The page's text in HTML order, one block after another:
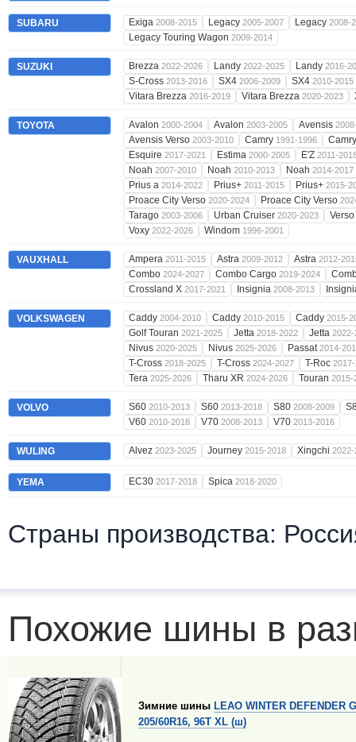
SUBARU Exiga 2008-2015 Legacy 2005-2007 Legacy 2008-
Legacy Touring Wagon 2009-2014
SUZUKI Brezza 2022-2026 Landy 2022-2025 Landy 2016-
S-Cross 2013-2016 SX4 2006-2009 SX4 2010-2015
Vitara Brezza 2016-2019 Vitara Brezza 2020-2023
TOYOTA Avalon 2000-2004 Avalon 2003-2005 Avensis
Avensis Verso 2003-2010 Camry 1991-1996
Esquire 2017-2021 Estima 2000-2005 E'Z 2011-
Noah 2007-2010 Noah 2010-2013 Noah 2014-2017
Prius a 2014-2022 Prius+ 2011-2015 Prius+ 2015-
Proace City Verso 2020-2024 Proace City Verso
Tarago 2003-2006 Urban Cruiser 2020-2023
Verso
Voxy 2022-2026 Windom 1996-2001
VAUXHALL Ampera 2011-2015 Astra 2009-2012 Astra 2012-
Combo 2024-2027 Combo Cargo 2019-2024
Crossland X 2017-2021 Insignia 2008-2013
VOLKSWAGEN Caddy 2004-2010 Caddy 2010-2015 Caddy 2015-
Golf Touran 2021-2025 Jetta 2018-2022 Jetta 2022-
Nivus 2020-2025 Nivus 2025-2026 Passat2014-
T-Cross 2018-2025 T-Cross 2024-2027 T-Roc
Tera 2025-2026 Tharu XR 2024-2026 Touran 2015-
VOLVO S60 2010-2013 S60 2013-2018 S80 2008-2009
V60 2010-2018 V70 2008-2013 V70 2013-2016
WULING Alvez 2023-2025 Journey 2015-2018 Xingchi 2022-
YEMA EC30 2017-2018 Spica 2018-2020
Страны производства:
Похожие шины в
Зимние шины LEAO WINTER DEFENDER
205/60R16, 96T XL (ш)